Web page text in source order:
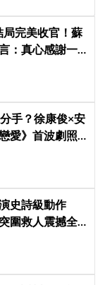
局完美收官！蘇
：真心感謝一
手？徐康俊×安
愛》首波劇照
史詩級動作
圍救人震撼全